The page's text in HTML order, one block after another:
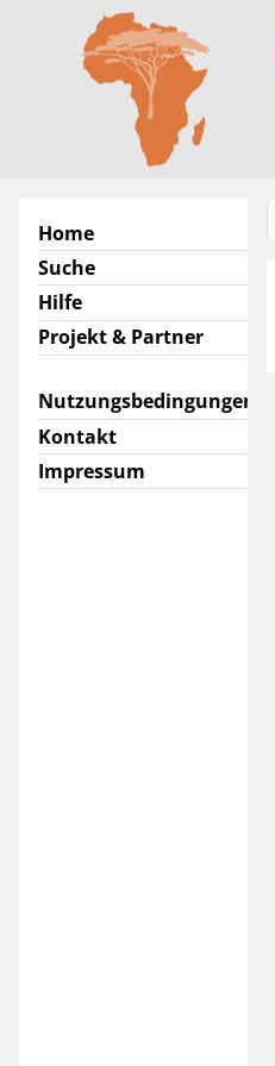
Home
Suche
Hilfe
Projekt & Partner
Nutzungsbedingungen
Kontakt
Impressum